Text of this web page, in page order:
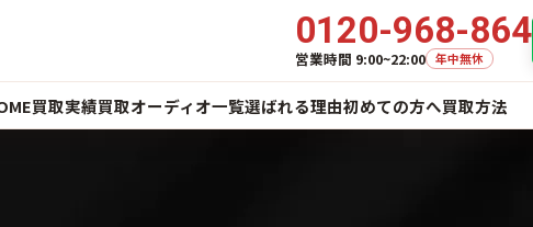
0120-968-864
営業時間 9:00~22:00 年中無休
買取実績買取オーディオ一覧選ばれる理由初めての方へ買取方法